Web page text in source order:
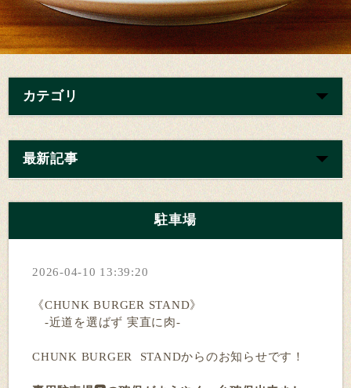
カテゴリ
最新記事
駐車場
2026-04-10 13:39:20
《CHUNK BURGER STAND》
-近道を選ばず 実直に肉-
CHUNK BURGER STANDからのお知らせです！